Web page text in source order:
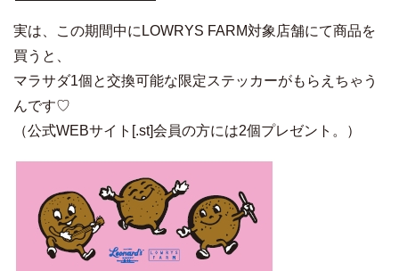
実は、この期間中にLOWRYS FARM対象店舗にて商品を
買うと、
マラサダ1個と交換可能な限定ステッカーがもらえちゃう
んです♡
（公式WEBサイト[.st]会員の方には2個プレゼント。）